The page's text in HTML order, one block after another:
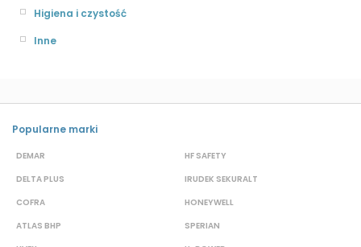
Higiena i czystość
Inne
Popularne marki
DEMAR
DELTA PLUS
COFRA
ATLAS BHP
HF SAFETY
IRUDEK SEKURALT
HONEYWELL
SPERIAN